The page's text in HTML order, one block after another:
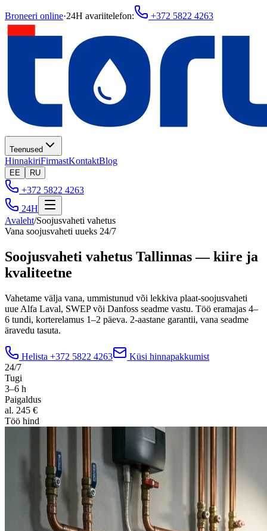
Broneeri online·24H avariitelefon: +372 5822 4263
Teenused
HinnakiriFirmastKontaktBlog
EE RU
+372 5822 4263
24H
Avaleht/Soojusvaheti vahetus
Vana soojusvaheti uueks 24/7
Soojusvaheti vahetus Tallinnas — kiire ja
kvaliteetne
Vahetame välja vana, ummistunud või lekkiva plaat-soojusvaheti
uue Alfa Laval, SWEP või Danfoss seadme vastu. Töö eramajas 4–
6 tundi, korterelamus 1–2 päeva. 2-aastane garantii, vana seadme
äravedu tasuta.
Helista +372 5822 4263
Küsi hinnapakkumist
24/7
Tugi
3–6 h
Paigaldus
al. 245 €
Töö hind